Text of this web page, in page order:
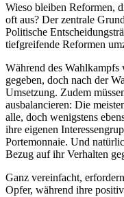
Wieso bleiben Reformen,
oft aus? Der zentrale
Politische
tiefgreifende Reformen
Während des Wahlkampfs
gegeben, doch nach der
Umsetzung. Zudem
ausbalancieren: Die
alle, doch wenigstens
ihre eigenen
Portemonnaie. Und
Bezug auf ihr Verhalten
Ganz vereinfacht,
Opfer, während ihre